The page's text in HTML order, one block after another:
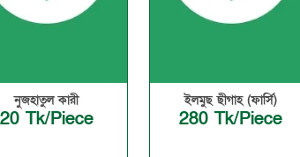
নুজহাতুল কারী
20 Tk/Piece
ইলমুছ ছীগাহ (ফার্সি)
280 Tk/Piece